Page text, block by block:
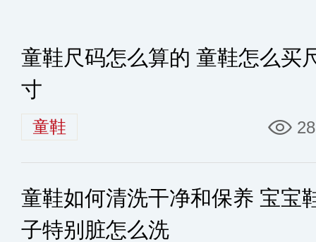
童鞋尺码怎么算的 童鞋怎么买
寸
童鞋
童鞋如何清洗干净和保养 宝宝
子特别脏怎么洗